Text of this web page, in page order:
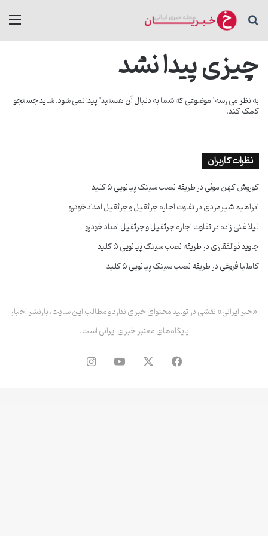
جستجو برای
چیزی پیدا نشد
به نظر می رسه’ موضوعی که شما به دنبال آن هستید’ پیدا نمی شود. شاید جستجو
کمک کند.
نظرات کاربران
کوروش کهن موئیدرطریقه نصب سینک پیانویی ۵ کلید
ابراهیم شیرمردیدرتفاوت اجاره جرثقیل و جرثقیل امداد خودرو
لیلا غنی زادهدرتفاوت اجاره جرثقیل و جرثقیل امداد خودرو
جاوید ذوالفقاریدرطریقه نصب سینک پیانویی ۵ کلید
کاملیا فروغیدرطریقه نصب سینک پیانویی ۵ کلید
«خبر ایرانی» نقشی در تولید محتوای خبری ندارد و مطالب این سایت، بازنشر اخبار
پایگاه‌های معتبر خبری ایرانی است.
فیس
یوتیوباینستاگرام